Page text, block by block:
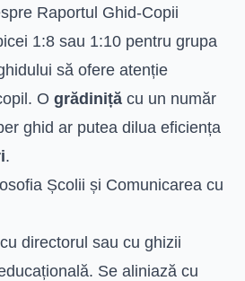
Raportul Ghid-Copii
1:8 sau 1:10 pentru grupa
să ofere atenție
O grădiniță cu un număr
ghid ar putea dilua eficiența
.
Școlii și Comunicarea cu
directorul sau cu ghizii
Se aliniază cu